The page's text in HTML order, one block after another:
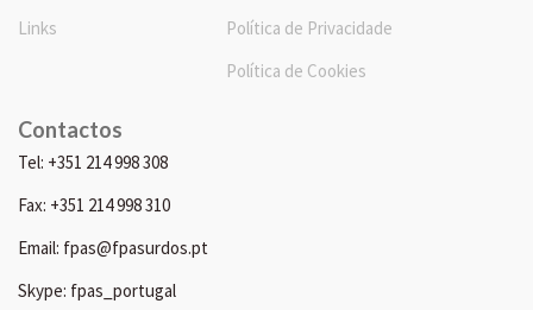
Links
Política de Privacidade
Política de Cookies
Contactos
Tel: +351 214 998 308
Fax: +351 214 998 310
Email: fpas@fpasurdos.pt
Skype: fpas_portugal